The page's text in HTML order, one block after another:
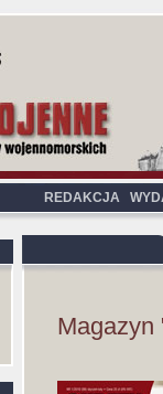
REDAKCJA
Magazyn